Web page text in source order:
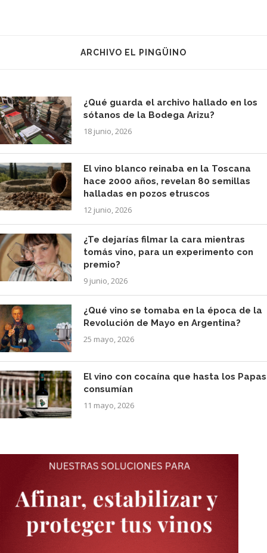
ARCHIVO EL PINGÜINO
¿Qué guarda el archivo hallado en los
sótanos de la Bodega Arizu?
18 junio, 2026
El vino blanco reinaba en la Toscana
hace 2000 años, revelan 80 semillas
halladas en pozos etruscos
12 junio, 2026
¿Te dejarías filmar la cara mientras
tomás vino, para un experimento con
premio?
9 junio, 2026
¿Qué vino se tomaba en la época de la
Revolución de Mayo en Argentina?
25 mayo, 2026
El vino con cocaína que hasta los Papas
consumían
11 mayo, 2026